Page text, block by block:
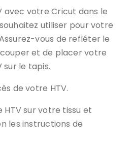
avec votre Cricut dans le
utiliser pour votre
vous de refléter le
et de placer votre
le tapis.
de votre HTV.
HTV sur votre tissu et
les instructions de